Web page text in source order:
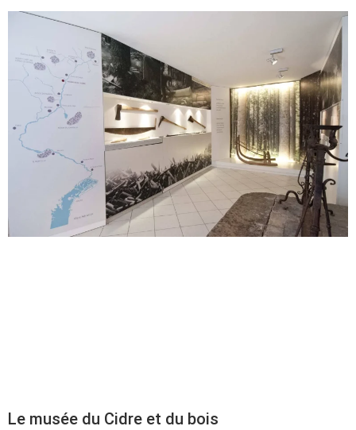
Le musée du Cidre et du bois